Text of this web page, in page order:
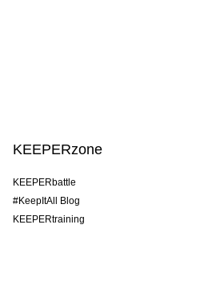
KEEPERzone
KEEPERbattle
#KeepItAll Blog
KEEPERtraining